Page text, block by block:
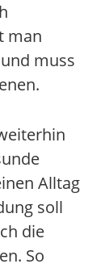
man
muss
Alltag
soll
die
So